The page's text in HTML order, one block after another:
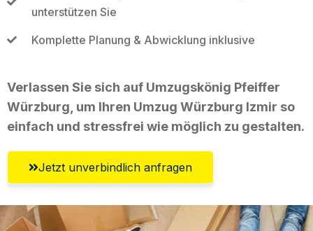
unterstützen Sie
Komplette Planung & Abwicklung inklusive
Verlassen Sie sich auf Umzugskönig Pfeiffer
Würzburg, um Ihren Umzug Würzburg Izmir so
einfach und stressfrei wie möglich zu gestalten.
Jetzt unverbindlich anfragen